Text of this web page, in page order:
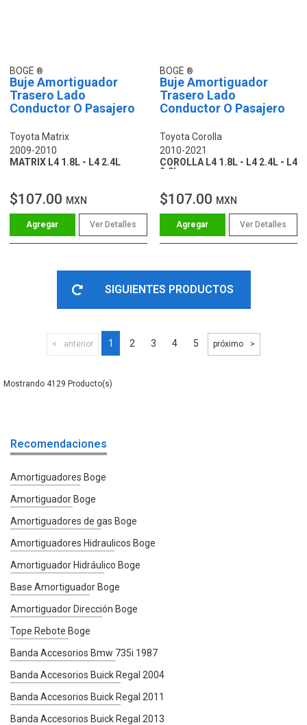
BOGE
Buje Amortiguador
Trasero Lado
Conductor O Pasajero
Toyota Matrix
2009-2010
MATRIX L4 1.8L - L4 2.4L
$107.00 MXN
Ver Detalles
BOGE
Buje Amortiguador
Trasero Lado
Conductor O Pasajero
Toyota Corolla
2010-2021
COROLLA L4 1.8L - L4 2.4L - L4
2.0L
$107.00 MXN
Ver Detalles
SIGUIENTES PRODUCTOS
anterior 1 2 3 4 5 próximo
4129
Recomendaciones
Amortiguadores Boge
Amortiguador Boge
Amortiguadores de gas Boge
Amortiguadores Hidraulicos Boge
Amortiguador Hidráulico Boge
Base Amortiguador Boge
Amortiguador Dirección Boge
Tope Rebote Boge
Banda Accesorios Bmw 735i 1987
Banda Accesorios Buick Regal 2004
Banda Accesorios Buick Regal 2011
Banda Accesorios Buick Regal 2013